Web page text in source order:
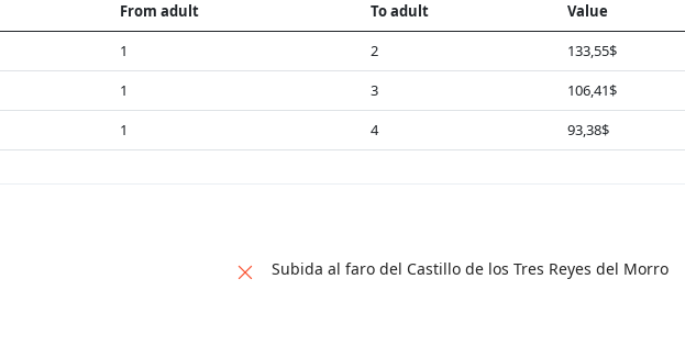
From adult To adult
Value
1 2
133,55$
1 3
106,41$
1 4 93,38$
Subida al faro del Castillo de los Tres Reyes del Morro